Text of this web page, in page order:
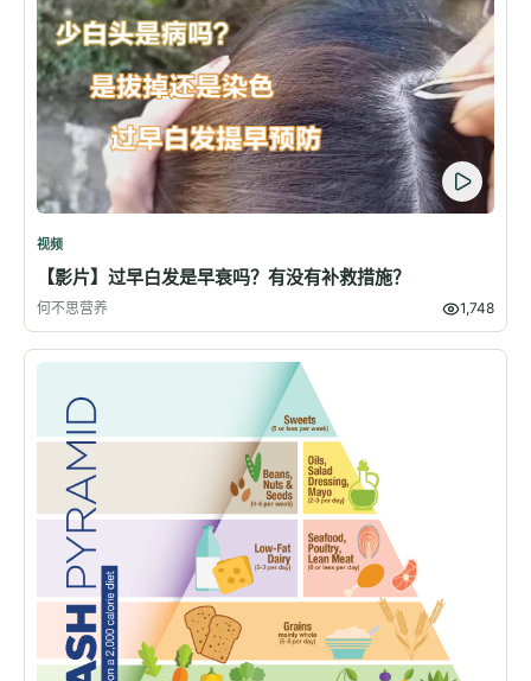
视频
【影片】过早白发是早衰吗？有没有补救措施？
何不思营养 1,748